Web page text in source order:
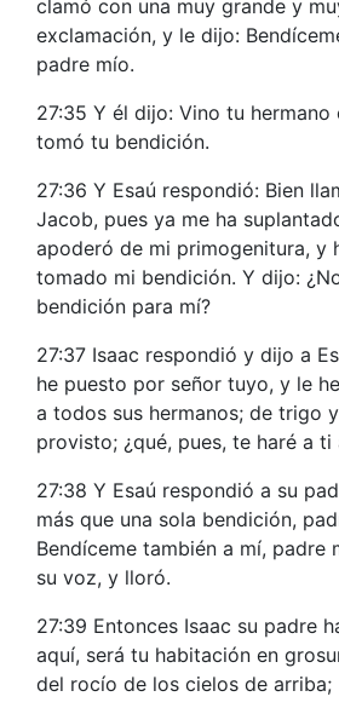
clamó con una muy grande y
exclamación, y le dijo:
padre mío.
27:35 Y él dijo: Vino tu hermano
tomó tu bendición.
27:36 Y Esaú respondió: Bien
Jacob, pues ya me ha
apoderó de mi primogenitura, y
tomado mi bendición. Y dijo:
bendición para mí?
27:37 Isaac respondió y dijo a
he puesto por señor tuyo, y le
a todos sus hermanos; de trigo
provisto; ¿qué, pues, te haré a ti
27:38 Y Esaú respondió a su
más que una sola bendición,
Bendíceme también a mí, padre
su voz, y lloró.
27:39 Entonces Isaac su padre
aquí, será tu habitación en
del rocío de los cielos de arriba;